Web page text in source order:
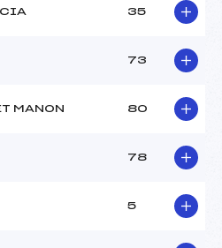
35
73
MANON 80
78
5